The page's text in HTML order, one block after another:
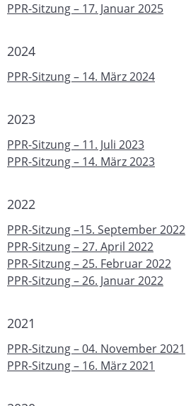
PPR-Sitzung – 17. Januar 2025
2024
PPR-Sitzung – 14. März 2024
2023
PPR-Sitzung – 11. Juli 2023
PPR-Sitzung – 14. März 2023
2022
PPR-Sitzung –15. September 2022
PPR-Sitzung – 27. April 2022
PPR-Sitzung – 25. Februar 2022
PPR-Sitzung – 26. Januar 2022
2021
PPR-Sitzung – 04. November 2021
PPR-Sitzung – 16. März 2021